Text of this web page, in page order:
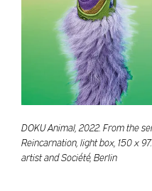
DOKU Animal, 2022. From the
Reincarnation, light box, 150 x
artist and Société, Berlin